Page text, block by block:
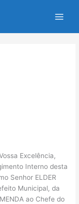
Excelência,
Interno desta
Senhor ELDER
Municipal, da
ao Chefe do